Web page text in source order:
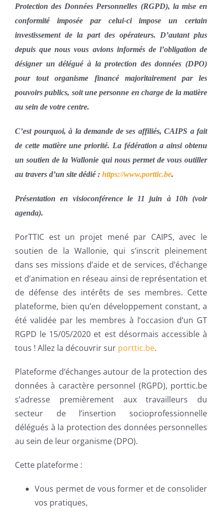
Protection des Données Personnelles (RGPD), la mise en
conformité imposée par celui-ci impose un certain
investissement de la part des opérateurs. D’autant plus
depuis que nous vous avions informés de l’obligation de
désigner un délégué à la protection des données (DPO)
pour tout organisme financé majoritairement par les
pouvoirs publics, soit une personne en charge de la matière
au sein de votre centre.
C’est pourquoi, à la demande de ses affiliés, CAIPS a fait
de cette matière une priorité. La fédération a ainsi obtenu
un soutien de la Wallonie qui nous permet de vous outiller
au travers d’un site dédié : https://www.porttic.be.
Présentation en visioconférence le 11 juin à 10h (voir
agenda).
PorTTIC est un projet mené par CAIPS, avec le
soutien de la Wallonie, qui s’inscrit pleinement
dans ses missions d’aide et de services, d’échange
et d’animation en réseau ainsi de représentation et
de défense des intérêts de ses membres. Cette
plateforme, bien qu’en développement constant, a
été validée par les membres à l’occasion d’un GT
RGPD le 15/05/2020 et est désormais accessible à
tous ! Allez la découvrir sur porttic.be.
Plateforme d’échanges autour de la protection des
données à caractère personnel (RGPD), porttic.be
s’adresse premièrement aux travailleurs du
secteur de l’insertion socioprofessionnelle
délégués à la protection des données personnelles
au sein de leur organisme (DPO).
Cette plateforme :
Vous permet de vous former et de consolider
vos pratiques,